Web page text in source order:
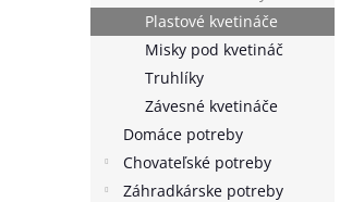
Plastové kvetináče
Misky pod kvetináč
Truhlíky
Závesné kvetináče
Domáce potreby
Chovateľské potreby
Záhradkárske potreby